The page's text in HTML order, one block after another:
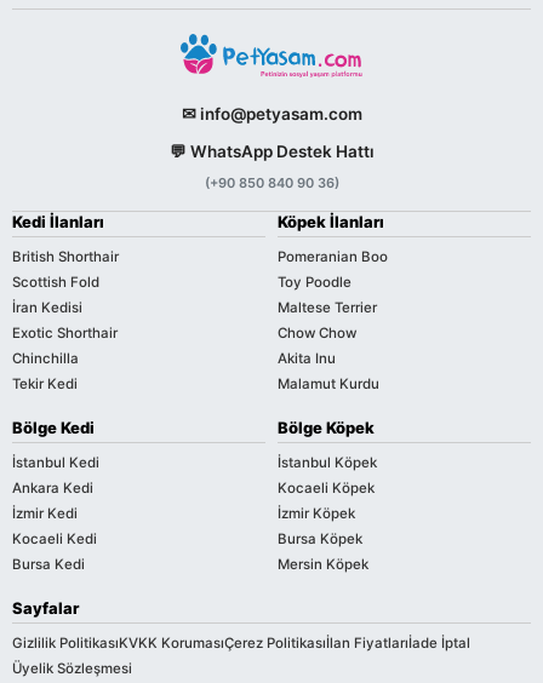
✉ info@petyasam.com
💬 WhatsApp Destek Hattı
(+90 850 840 90 36)
Kedi İlanları
British Shorthair
Scottish Fold
İran Kedisi
Exotic Shorthair
Chinchilla
Tekir Kedi
Köpek İlanları
Pomeranian Boo
Toy Poodle
Maltese Terrier
Chow Chow
Akita Inu
Malamut Kurdu
Bölge Kedi
İstanbul Kedi
Ankara Kedi
İzmir Kedi
Kocaeli Kedi
Bursa Kedi
Bölge Köpek
İstanbul Köpek
Kocaeli Köpek
İzmir Köpek
Bursa Köpek
Mersin Köpek
Sayfalar
Gizlilik PolitikasıKVKK KorumasıÇerez Politikasıİlan Fiyatlarıİade İptal
Üyelik Sözleşmesi